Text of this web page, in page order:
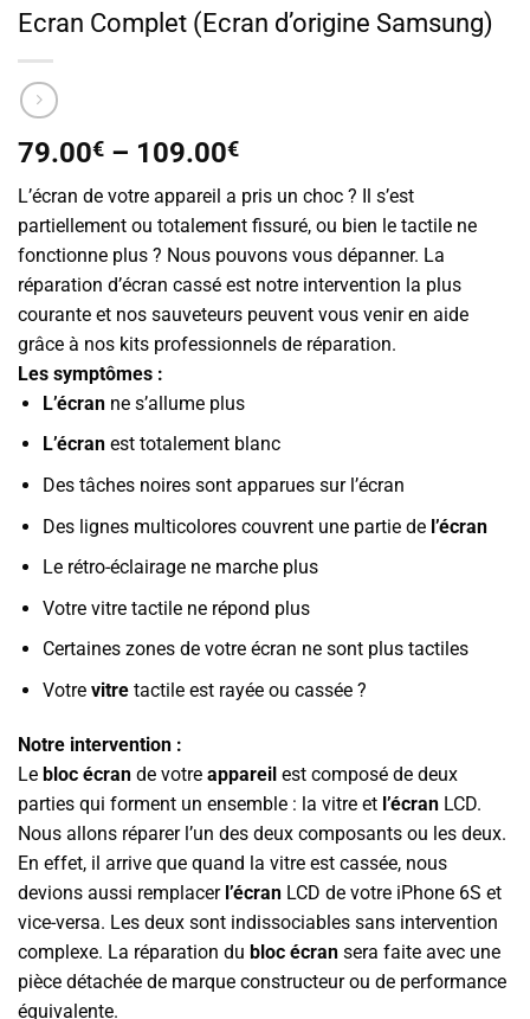
Ecran Complet (Ecran d’origine Samsung)
79.00€ – 109.00€
L’écran de votre appareil a pris un choc ? Il s’est
partiellement ou totalement fissuré, ou bien le tactile ne
fonctionne plus ? Nous pouvons vous dépanner. La
réparation d’écran cassé est notre intervention la plus
courante et nos sauveteurs peuvent vous venir en aide
grâce à nos kits professionnels de réparation.
Les symptômes :
L’écranne s’allume plus
L’écranest totalement blanc
Des tâches noires sont apparues sur l’écran
Des lignes multicolores couvrent une partie de l’écran
Le rétro-éclairage ne marche plus
Votre vitre tactile ne répond plus
Certaines zones de votre écran ne sont plus tactiles
Votre vitretactile est rayée ou cassée ?
Notre intervention :
Le bloc écran de votre appareil est composé de deux
parties qui forment un ensemble : la vitre et l’écran LCD.
Nous allons réparer l’un des deux composants ou les deux.
En effet, il arrive que quand la vitre est cassée, nous
devions aussi remplacer l’écran LCD de votre iPhone 6S et
vice-versa. Les deux sont indissociables sans intervention
complexe. La réparation du bloc écran sera faite avec une
pièce détachée de marque constructeur ou de performance
équivalente.